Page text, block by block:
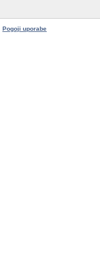
Pogoji uporabe